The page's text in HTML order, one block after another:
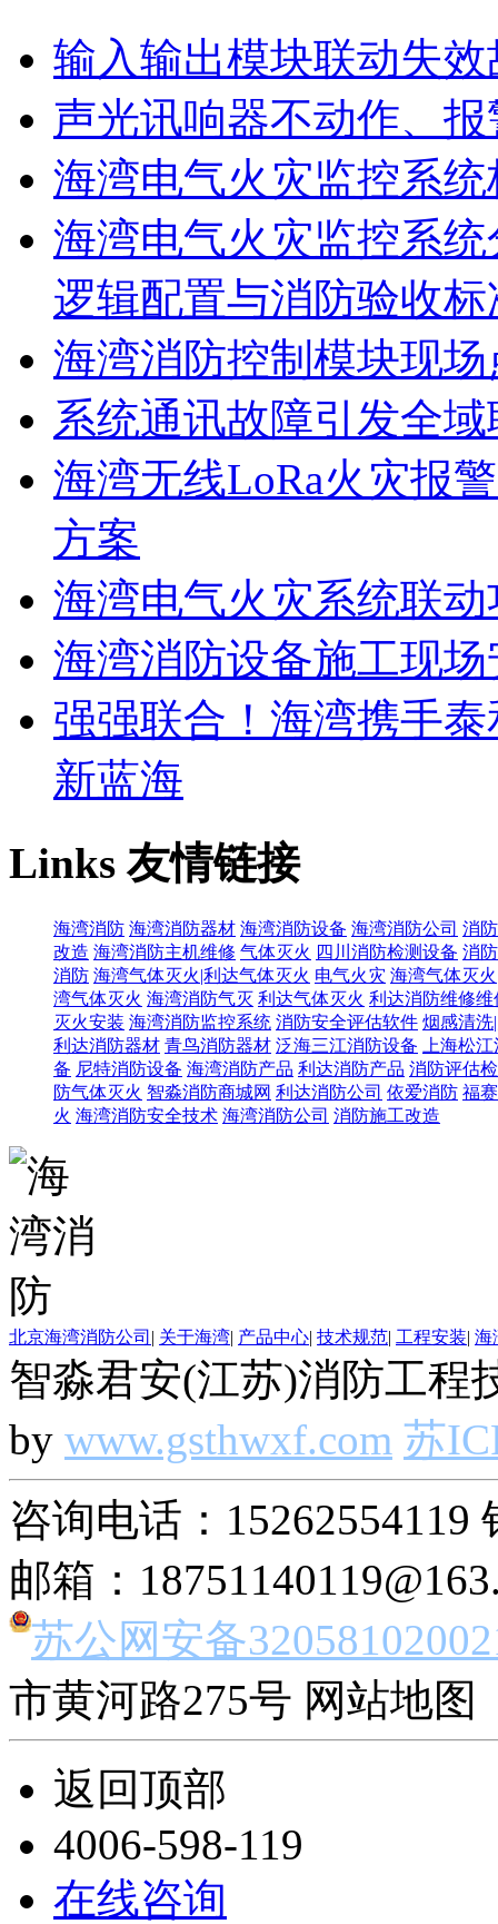
输入输出模块联动失效
声光讯响器不动作、
海湾电气火灾监控系
海湾电气火灾监控系
逻辑配置与消防验收标
海湾消防控制模块现
系统通讯故障引发全
海湾无线LoRa火灾报
方案
海湾电气火灾系统联
海湾消防设备施工现
强强联合！海湾携手
新蓝海
Links友情链接
海湾消防 海湾消防器材 海湾消防设备 海湾消防公司 消
改造 海湾消防主机维修 气体灭火 四川消防检测设备 消
消防 海湾气体灭火|利达气体灭火 电气火灾 海湾气体灭
湾气体灭火 海湾消防气灭 利达气体灭火 利达消防维修维
灭火安装 海湾消防监控系统 消防安全评估软件 烟感清洗
利达消防器材 青鸟消防器材 泛海三江消防设备
上海松
备 尼特消防设备 海湾消防产品 利达消防产品 消防评估
防气体灭火 智淼消防商城网 利达消防公司 依爱消防 福
火 海湾消防安全技术 海湾消防公司 消防施工改造
北京海湾消防公司 | 关于海湾| 产品中心| 技术规范| 工程安装| 海
智淼君安(江苏)消防工程
by www.gsthwxf.com 苏
咨询电话：15262554119
邮箱：
苏公网安备
市黄河路275号 网站地图
返回顶部
4006-598-119
在线咨询